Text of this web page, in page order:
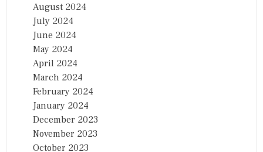
August 2024
July 2024
June 2024
May 2024
April 2024
March 2024
February 2024
January 2024
December 2023
November 2023
October 2023